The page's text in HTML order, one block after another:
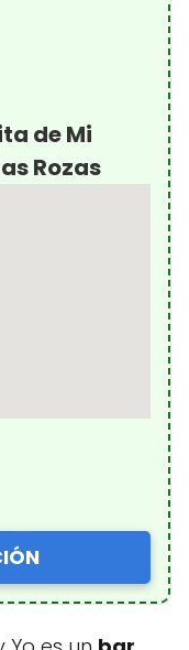
de Mi
Rozas